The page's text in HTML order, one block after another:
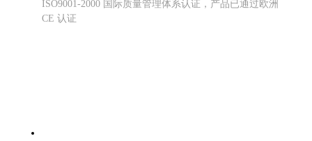
ISO9001-2000 国际质量管理体系认证，产品已通过欧洲
CE 认证